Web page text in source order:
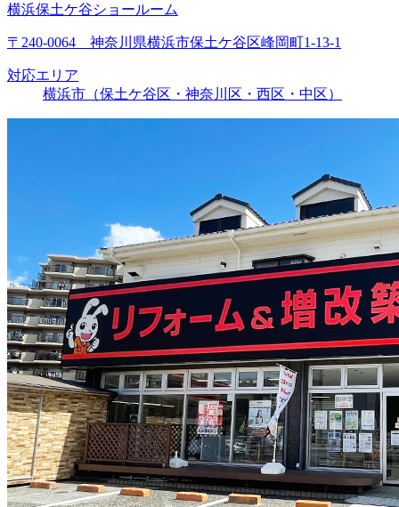
横浜保土ケ谷ショールーム
〒240-0064 神奈川県横浜市保土ケ谷区峰岡町1-13-1
対応エリア
横浜市（保土ケ谷区・神奈川区・西区・中区）